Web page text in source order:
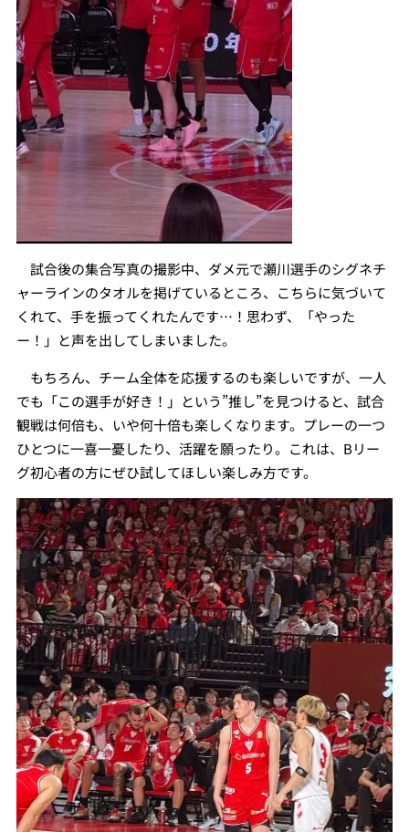
試合後の集合写真の撮影中、ダメ元で瀬川選手のシグネチ
ャーラインのタオルを掲げているところ、こちらに気づいて
くれて、手を振ってくれたんです…！思わず、「やった
ー！」と声を出してしまいました。
もちろん、チーム全体を応援するのも楽しいですが、一人
でも「この選手が好き！」という”推し”を見つけると、試合
観戦は何倍も、いや何十倍も楽しくなります。プレーの一つ
ひとつに一喜一憂したり、活躍を願ったり。これは、Bリー
グ初心者の方にぜひ試してほしい楽しみ方です。